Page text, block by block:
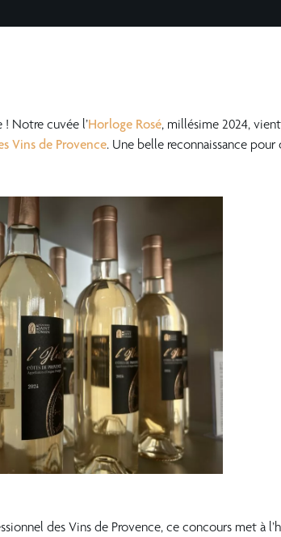
Notre cuvée l’Horloge Rosé, millésime 2024,
Vins de Provence. Une belle reconnaissance pour
des Vins de Provence, ce concours met à